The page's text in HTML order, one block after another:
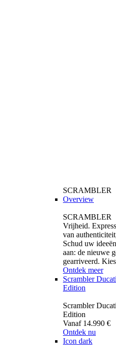
SCRAMBLER
Overview
SCRAMBLER
Vrijheid.
van
Schud uw
aan: de nieuwe
gearriveerd.
Ontdek meer
Scrambler
Edition
Scrambler
Edition
Vanaf 14.990 €
Ontdek nu
Icon dark